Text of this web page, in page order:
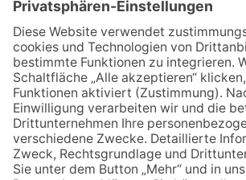
Zurück